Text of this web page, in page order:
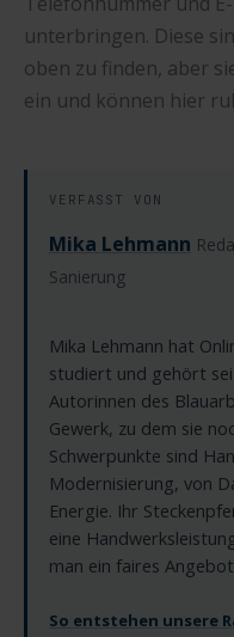
unterbringen. Diese
oben zu finden, aber
ein und können hier
VERFASST VON
Mika Lehmann
Sanierung
Mika Lehmann hat
studiert und gehört
Autorinnen des
Gewerk, zu dem sie
Schwerpunkte sind
Modernisierung, von
Energie. Ihr
eine
man ein faires
So entstehen unsere